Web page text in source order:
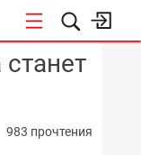
983 прочтения